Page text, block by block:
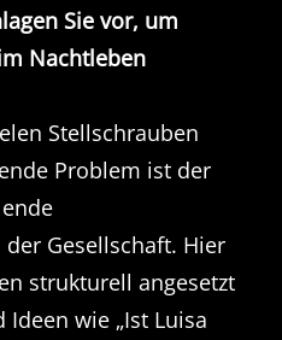
Sie vor, um
Nachtleben
Stellschrauben
Problem ist der
Gesellschaft. Hier
strukturell angesetzt
wie „Ist Luisa